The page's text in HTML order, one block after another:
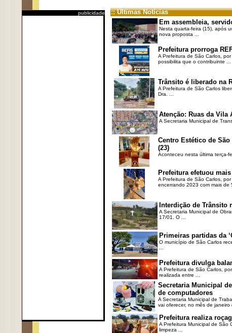
publicidade
:: Últimas Notícias
Em assembleia,
Nesta quarta-feira (15), após
nova proposta ...
Prefeitura prorroga
A Prefeitura de São Carlos,
possibilita que o contribuinte ...
Trânsito é liberado na
A Prefeitura de São Carlos
Dra. ...
Atenção: Ruas da Vila
A Secretaria Municipal de
Centro Estético de
(23)
Aconteceu nesta última terça-
Prefeitura efetuou
A Prefeitura de São Carlos,
encerrando 2023 com mais de
Interdição de Trânsito
A Secretaria Municipal de
17/01. O ...
Primeiras partidas da
O município de São Carlos
Prefeitura divulga
A Prefeitura de São Carlos,
realizada entre ...
Secretaria Municipal
de computadores
A Secretaria Municipal de
vai oferecer, no mês de janeiro
Prefeitura realiza
A Prefeitura Municipal de São
limpeza ...